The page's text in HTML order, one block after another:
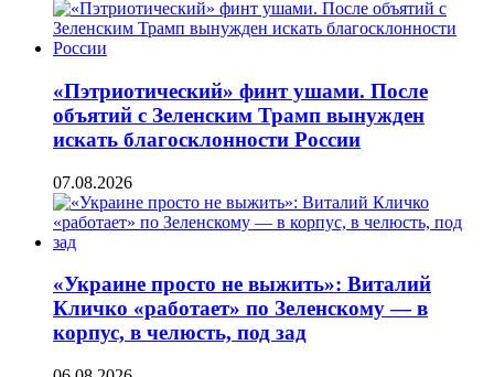
«Пэтриотический» финт ушами. После
объятий с Зеленским Трамп вынужден
искать благосклонности России
07.08.2026
«Украине просто не выжить»: Виталий
Кличко «работает» по Зеленскому — в
корпус, в челюсть, под зад